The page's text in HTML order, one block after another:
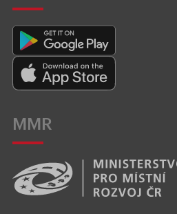
MMR